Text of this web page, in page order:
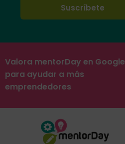
Valora mentorDay en Google
para ayudar a más
emprendedores